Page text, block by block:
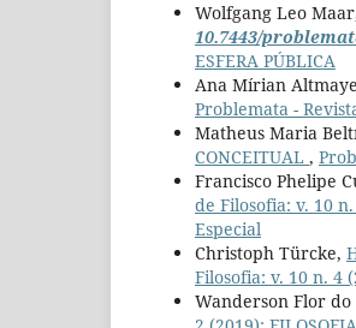
Wolfgang Leo
10.7443/
ESFERA PÚBLICA
Ana Mírian
Problemata -
Matheus Maria
CONCEITUAL ,
Francisco Phelipe
de Filosofia: v. 10 n.
Especial
Christoph Türcke,
Filosofia: v. 10 n. 4
Wanderson Flor do